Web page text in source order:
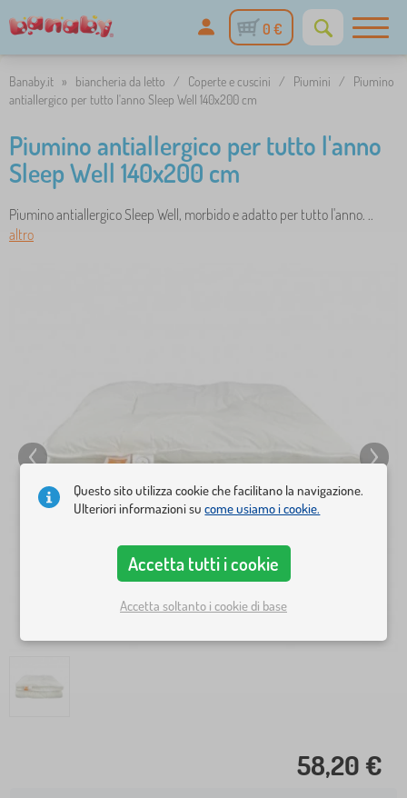
0 €
Banaby.it » biancheria da letto / Coperte e cuscini / Piumini /
Piumino
antiallergico per tutto l'anno Sleep Well 140x200 cm
Piumino antiallergico per tutto l'anno
Sleep Well 140x200 cm
Piumino antiallergico Sleep Well, morbido e adatto per tutto l'anno. ..
altro
58,20 €
Questo sito utilizza cookie che facilitano la navigazione.
Ulteriori informazioni sucome usiamo i cookie.
Accetta tutti i cookie
Accetta soltanto i cookie di base